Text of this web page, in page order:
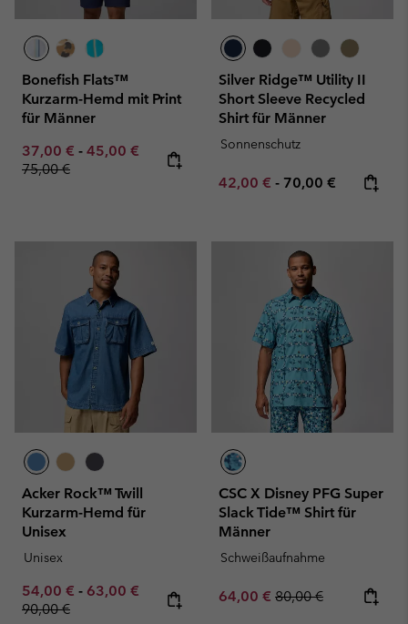
Bonefish Flats™
Kurzarm-Hemd mit Print
für Männer
Minimum sale price:
37,00 € - Maximum sale price:
45,00 € Regular price:
75,00 €
Silver Ridge™ Utility II
Short Sleeve Recycled
Shirt für Männer
Sonnenschutz
Minimum sale price:
42,00 € - Maximum price:
70,00 €
Acker Rock™ Twill
Kurzarm-Hemd für
Unisex
Unisex
Minimum sale price:
54,00 € - Maximum sale price:
63,00 € Regular price:
90,00 €
CSC X Disney PFG Super
Slack Tide™ Shirt für
Männer
Schweißaufnahme
Sale price:
64,00 € Regular price:
80,00 €